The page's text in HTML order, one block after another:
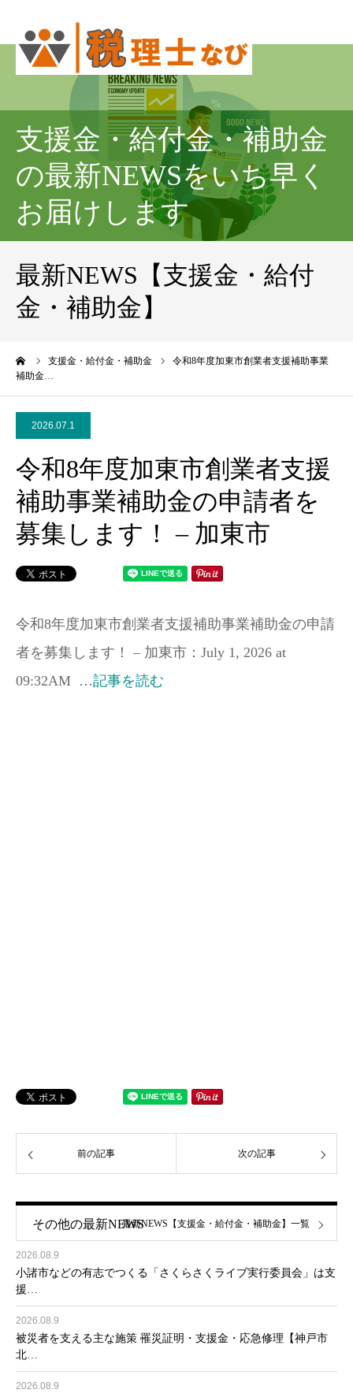
支援金・給付金・補助金
の最新NEWSをいち早く
お届けします
最新NEWS【支援金・給付
金・補助金】
支援金・給付金・補助金
令和8年度加東市創業者支援補助事業
補助金…
2026.07.1
令和8年度加東市創業者支援
補助事業補助金の申請者を
募集します！ – 加東市
令和8年度加東市創業者支援補助事業補助金の申請
者を募集します！ – 加東市：July 1, 2026 at
09:32AM …記事を読む
前の記事 次の記事
その他の最新NEWS
2026.08.9
小諸市などの有志でつくる「さくらさくライブ実行委員会」は支
援…
2026.08.9
被災者を支える主な施策 罹災証明・支援金・応急修理【神戸市
北…
2026.08.9
最新NEWS【支援金・給付金・補助金】一覧